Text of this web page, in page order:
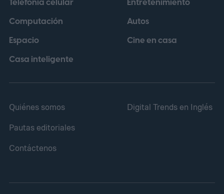
perspectiva, una película puede no cumplir
sus objetivos en taquilla y, aun así,
contribuir a otras áreas del conglomerado.
Telefonía celular
Computación
Espacio
Casa inteligente
Entretenimiento
Autos
Cine en casa
Quiénes somos
Pautas editoriales
Contáctenos
Digital Trends en Inglés